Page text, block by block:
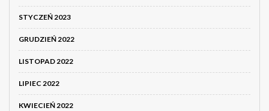
STYCZEŃ 2023
GRUDZIEŃ 2022
LISTOPAD 2022
LIPIEC 2022
KWIECIEŃ 2022